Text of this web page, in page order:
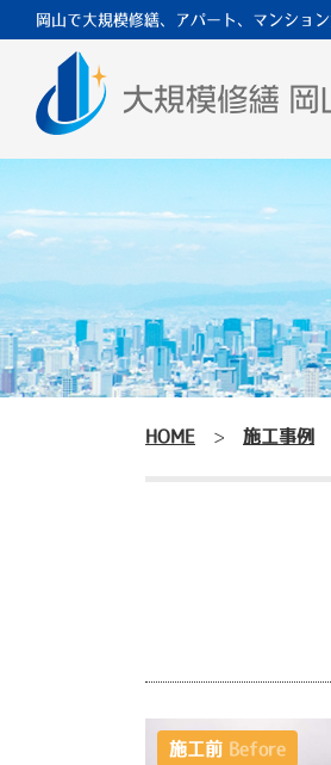
岡山で大規模修繕、アパート、マンショ
HOME > 施工事例
施工前 Before